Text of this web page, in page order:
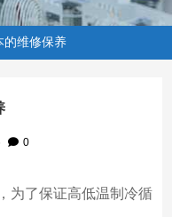
的维修保养
0
为了保证高低温制冷循